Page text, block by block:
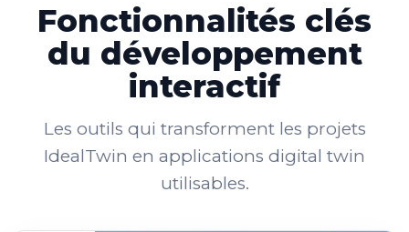
Fonctionnalités clés
du développement
interactif
Les outils qui transforment les projets
IdealTwin en applications digital twin
utilisables.